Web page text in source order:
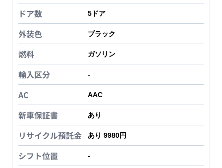
ドア数 5 ドア
外装色 ブラック
燃料 ガソリン
輸入区分 -
AC AAC
新車保証書 あり
リサイクル預託金 あり 9980円
シフト位置 -